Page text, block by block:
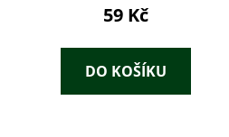
59 Kč
DO KOŠÍKU